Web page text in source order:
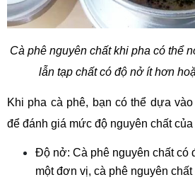
Cà phê nguyên chất khi pha có thể
lẫn tạp chất có độ nở ít hơn
Khi pha cà phê, bạn có thể dựa
để đánh giá mức độ nguyên chất của
Độ nở: Cà phê nguyên chất có
một đơn vị, cà phê nguyên